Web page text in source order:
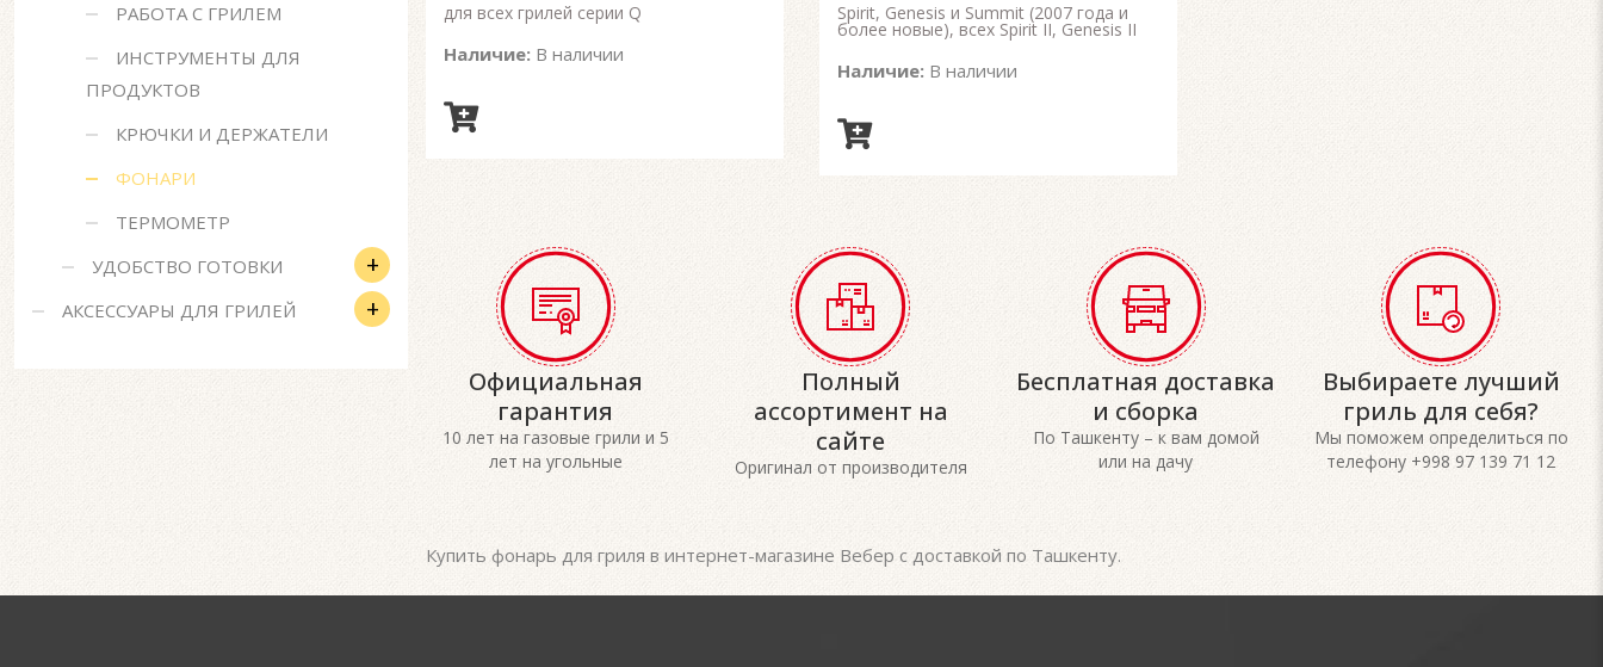
РАБОТА С ГРИЛЕМ
ИНСТРУМЕНТЫ ДЛЯ
ПРОДУКТОВ
КРЮЧКИ И ДЕРЖАТЕЛИ
ФОНАРИ
ТЕРМОМЕТР
УДОБСТВО ГОТОВКИ +
АКСЕССУАРЫ ДЛЯ ГРИЛЕЙ +
для всех грилей серии Q
Наличие: В наличии
Spirit, Genesis и Summit (2007 года и
более новые), всех Spirit II, Genesis II
Наличие: В наличии
Официальная
гарантия
10 лет на газовые грили и 5
лет на угольные
Полный
ассортимент на
сайте
Оригинал от производителя
Бесплатная доставка
и сборка
По Ташкенту – к вам домой
или на дачу
Выбираете лучший
гриль для себя?
Мы поможем определиться по
телефону +998 97 139 71 12
Купить фонарь для гриля в интернет-магазине Вебер с доставкой по Ташкенту.